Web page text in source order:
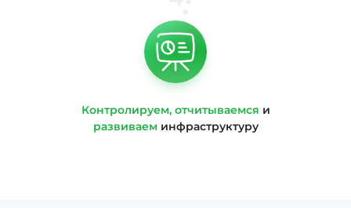
Контролируем, отчитываемся и
развиваеминфраструктуру